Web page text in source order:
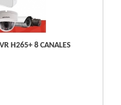
H265+ 8 CANALES